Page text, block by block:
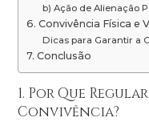
b) Ação de Alienação
6. Convivência Física e
Dicas para Garantir a
7. Conclusão
1. Por Que
Convivência?